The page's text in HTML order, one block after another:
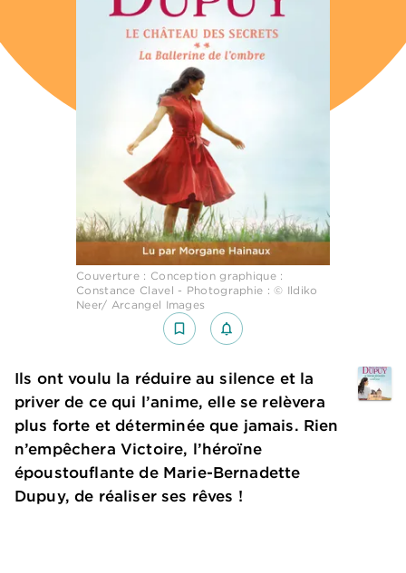
Couverture : Conception graphique :
Constance Clavel - Photographie : © Ildiko
Neer/ Arcangel Images
bookmark_border notifications_none_outlined
Ils ont voulu la réduire au silence et la
priver de ce qui l’anime, elle se relèvera
plus forte et déterminée que jamais. Rien
n’empêchera Victoire, l’héroïne
époustouflante de Marie-Bernadette
Dupuy, de réaliser ses rêves !